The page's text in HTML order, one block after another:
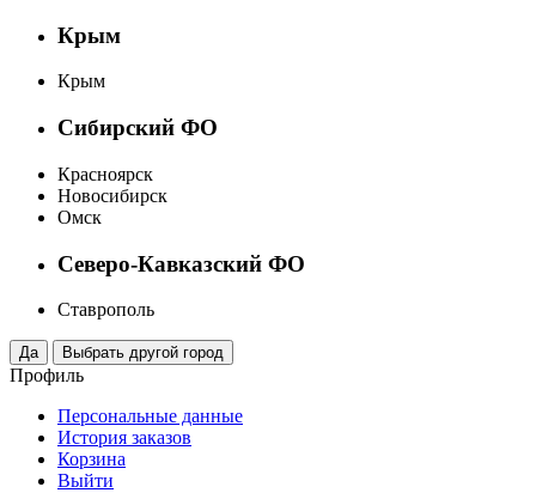
Крым
Крым
Сибирский ФО
Красноярск
Новосибирск
Омск
Северо-Кавказский ФО
Ставрополь
Профиль
Персональные данные
История заказов
Корзина
Выйти